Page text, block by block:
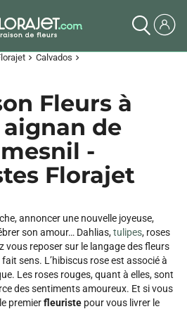
chevron_right Calvados chevron_right
Fleurs à
de
-
Florajet
annoncer une nouvelle joyeuse,
son amour… Dahlias,tulipes, roses
vous reposer sur le langage des fleurs
sens. L’hibiscus rose est associé à
Les roses rouges, quant à elles, sont
des sentiments amoureux. Et si vous
premierfleuriste pour vous livrer le